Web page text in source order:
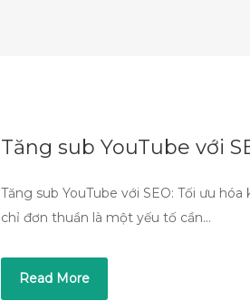
Tăng sub YouTube với
Tăng sub YouTube với SEO: Tối ưu
chỉ đơn thuần là một yếu tố cần…
Read More